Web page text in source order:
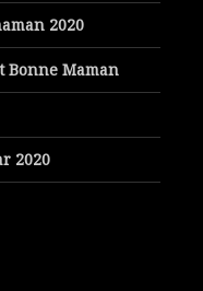
2020
Bonne Maman
2020